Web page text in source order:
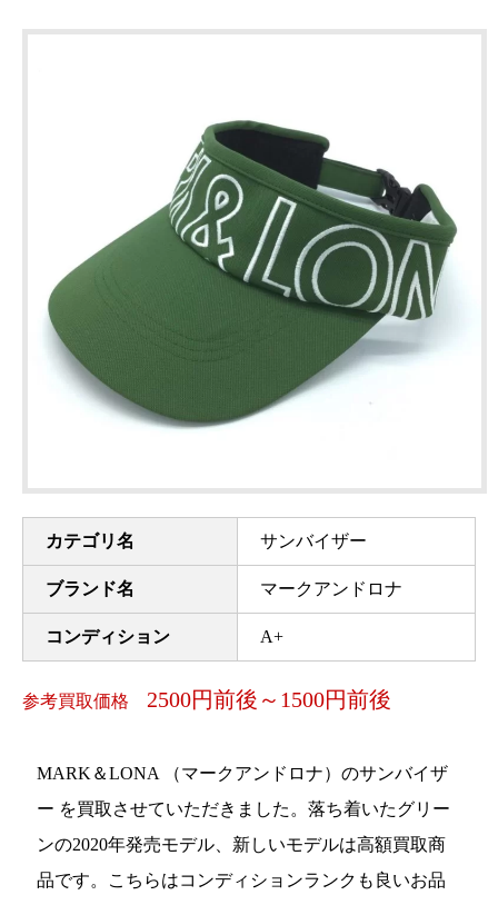
カテゴリ名 サンバイザー
ブランド名 マークアンドロナ
コンディション A+
参考買取価格 2500円前後～1500円前後
MARK＆LONA （マークアンドロナ）のサンバイザ
ー を買取させていただきました。落ち着いたグリー
ンの2020年発売モデル、新しいモデルは高額買取商
品です。こちらはコンディションランクも良いお品